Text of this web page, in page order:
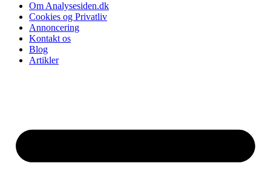
Om Analysesiden.dk
Cookies og Privatliv
Annoncering
Kontakt os
Blog
Artikler